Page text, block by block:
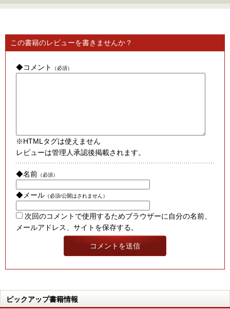
この書籍のレビューを書きませんか？
◆コメント （必須）
※HTMLタグは使えません
レビューは管理人承認後掲載されます。
◆名前 （必須）
◆メール （必須/公開はされません）
次回のコメントで使用するためブラウザーに自分の名前、
メールアドレス、サイトを保存する。
ピックアップ書籍情報